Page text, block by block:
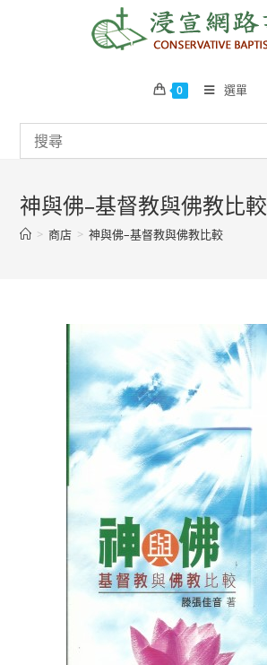
0 選單
神與佛–基督教與佛教比較
> 商店 > 神與佛–基督教與佛教比較